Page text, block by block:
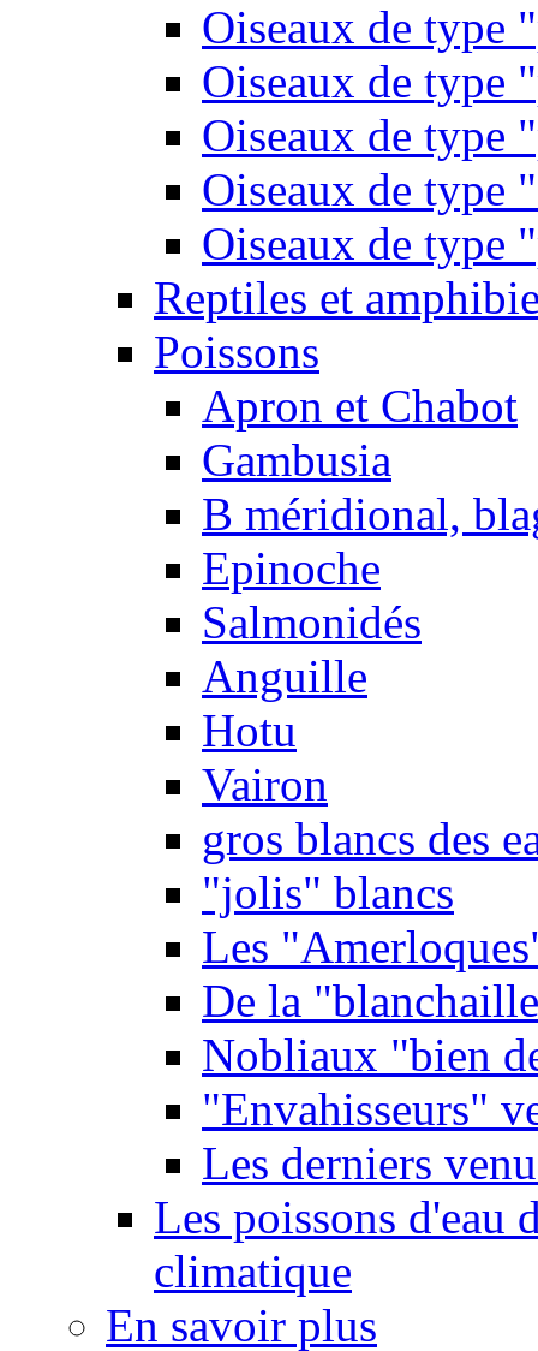
Oiseaux de type
Oiseaux de type
Oiseaux de type
Oiseaux de type
Oiseaux de type
Reptiles et
Poissons
Apron et Chabot
Gambusia
B méridional,
Epinoche
Salmonidés
Anguille
Hotu
Vairon
gros blancs des
"jolis" blancs
Les
De la
Nobliaux "bien
"Envahisseurs"
Les derniers
Les poissons d'eau
climatique
En savoir plus